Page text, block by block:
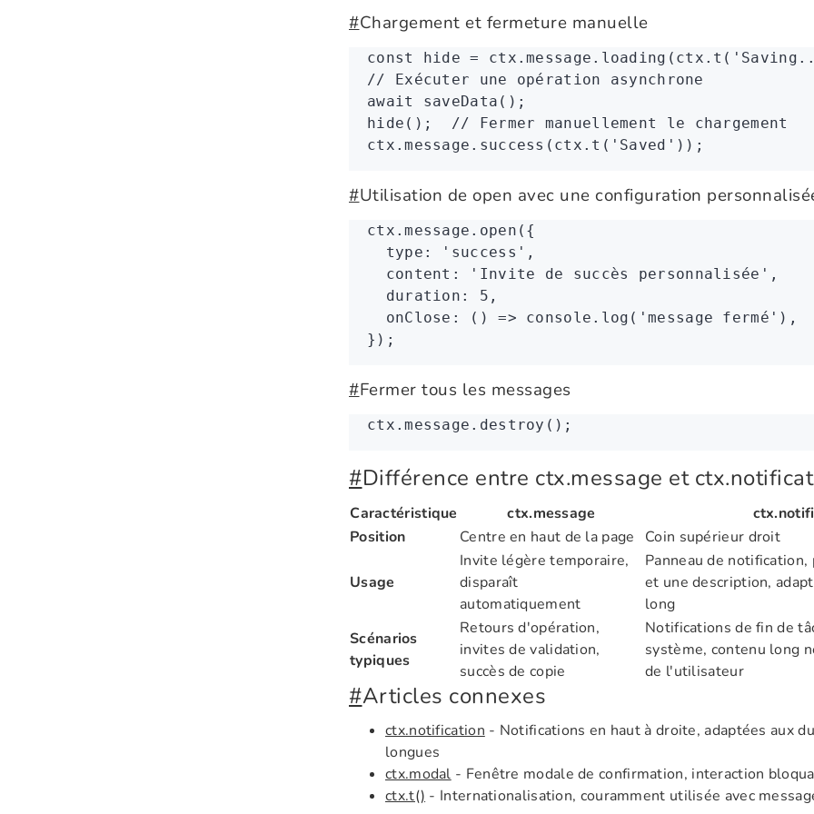
#Chargement et fermeture manuelle
const hide = ctx .message .loading ( ctx .t (
// Exécuter une opération asynchrone
await
saveData ();
hide (); // Fermer manuellement le chargement
ctx .message .success ( ctx .t ( 'Saved' ));
#Utilisation de open avec une configuration
ctx .message .open ({
  type
: 'success' ,
  content
: 'Invite de succès personnalisée' ,
  duration
: 5 ,
  onClose
: () => console .log ( 'message fermé' ) ,
});
#Fermer tous les messages
ctx .message .destroy ();
#Différence entre ctx.message et
Caractéristique ctx.message
Position
Centre en haut de la page Coin supérieur droit
Usage
Invite légère temporaire,
disparaît
automatiquement
Panneau de
et une description,
long
Scénarios
typiques
Retours d'opération,
invites de validation,
succès de copie
Notifications de fin de
système, contenu long
de l'utilisateur
#Articles connexes
ctx.notification - Notifications en haut à droite, adaptées aux
longues
ctx.modal - Fenêtre modale de confirmation, interaction
ctx.t() - Internationalisation, couramment utilisée avec